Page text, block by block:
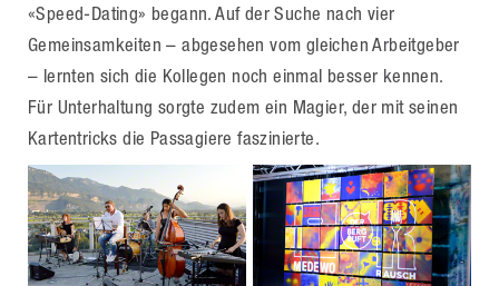
«Speed-Dating» begann. Auf der Suche nach vier
Gemeinsamkeiten – abgesehen vom gleichen Arbeitgeber
– lernten sich die Kollegen noch einmal besser kennen.
Für Unterhaltung sorgte zudem ein Magier, der mit seinen
Kartentricks die Passagiere faszinierte.